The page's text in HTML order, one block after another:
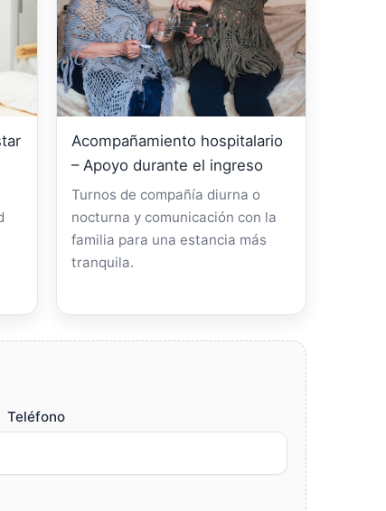
Acompañamiento hospitalario
– Apoyo durante el ingreso
Turnos de compañía diurna o
nocturna y comunicación con la
familia para una estancia más
tranquila.
Teléfono